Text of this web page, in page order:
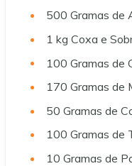
500 Gramas de
1 kg Coxa e
100 Gramas de
170 Gramas de
50 Gramas de
100 Gramas de
10 Gramas de